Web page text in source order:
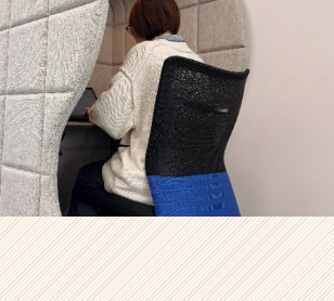
の
1
日
(後
編)
【株
式
会
社